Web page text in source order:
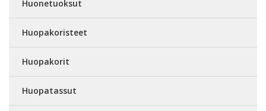
Huonetuoksut
Huopakoristeet
Huopakorit
Huopatassut